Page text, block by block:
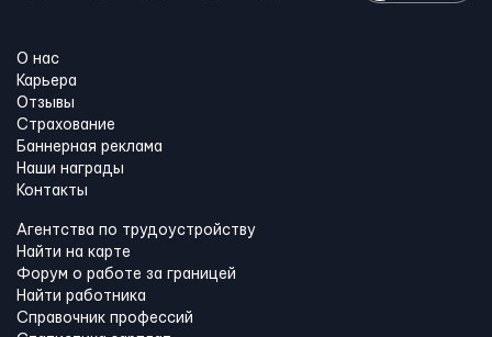
О нас
Карьера
Отзывы
Страхование
Баннерная реклама
Наши награды
Контакты
Агентства по трудоустройству
Найти на карте
Форум о работе за границей
Найти работника
Справочник профессий